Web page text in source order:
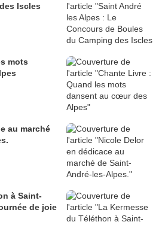
Iscles
mots
au marché
à Saint-
de joie